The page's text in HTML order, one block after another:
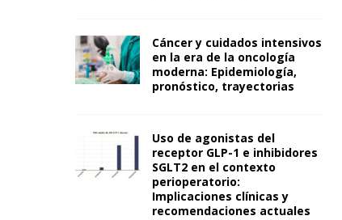
Cáncer y cuidados intensivos
en la era de la oncología
moderna: Epidemiología,
pronóstico, trayectorias
Uso de agonistas del
receptor GLP-1 e inhibidores
SGLT2 en el contexto
perioperatorio:
Implicaciones clínicas y
recomendaciones actuales